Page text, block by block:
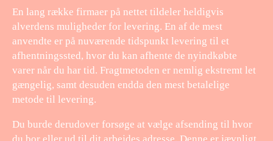
En lang række firmaer på nettet tildeler heldigvis
alverdens muligheder for levering. En af de mest
anvendte er på nuværende tidspunkt levering til et
afhentningssted, hvor du kan afhente de nyindkøbte
varer når du har tid. Fragtmetoden er nemlig ekstremt let
gængelig, samt desuden endda den mest betalelige
metode til levering.
Du burde derudover forsøge at vælge afsending til hvor